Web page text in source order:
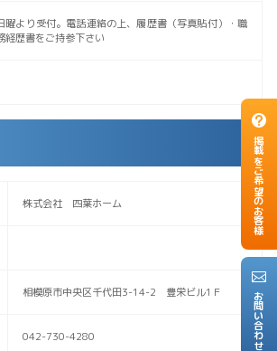
掲載をご希望のお客様
お問い合わせ
曜より受付。電話連絡の上、履歴書（写真貼付）・職
経歴書をご持参下さい
株式会社 四葉ホーム
相模原市中央区千代田3-14-2 豊栄ビル1Ｆ
042-730-4280